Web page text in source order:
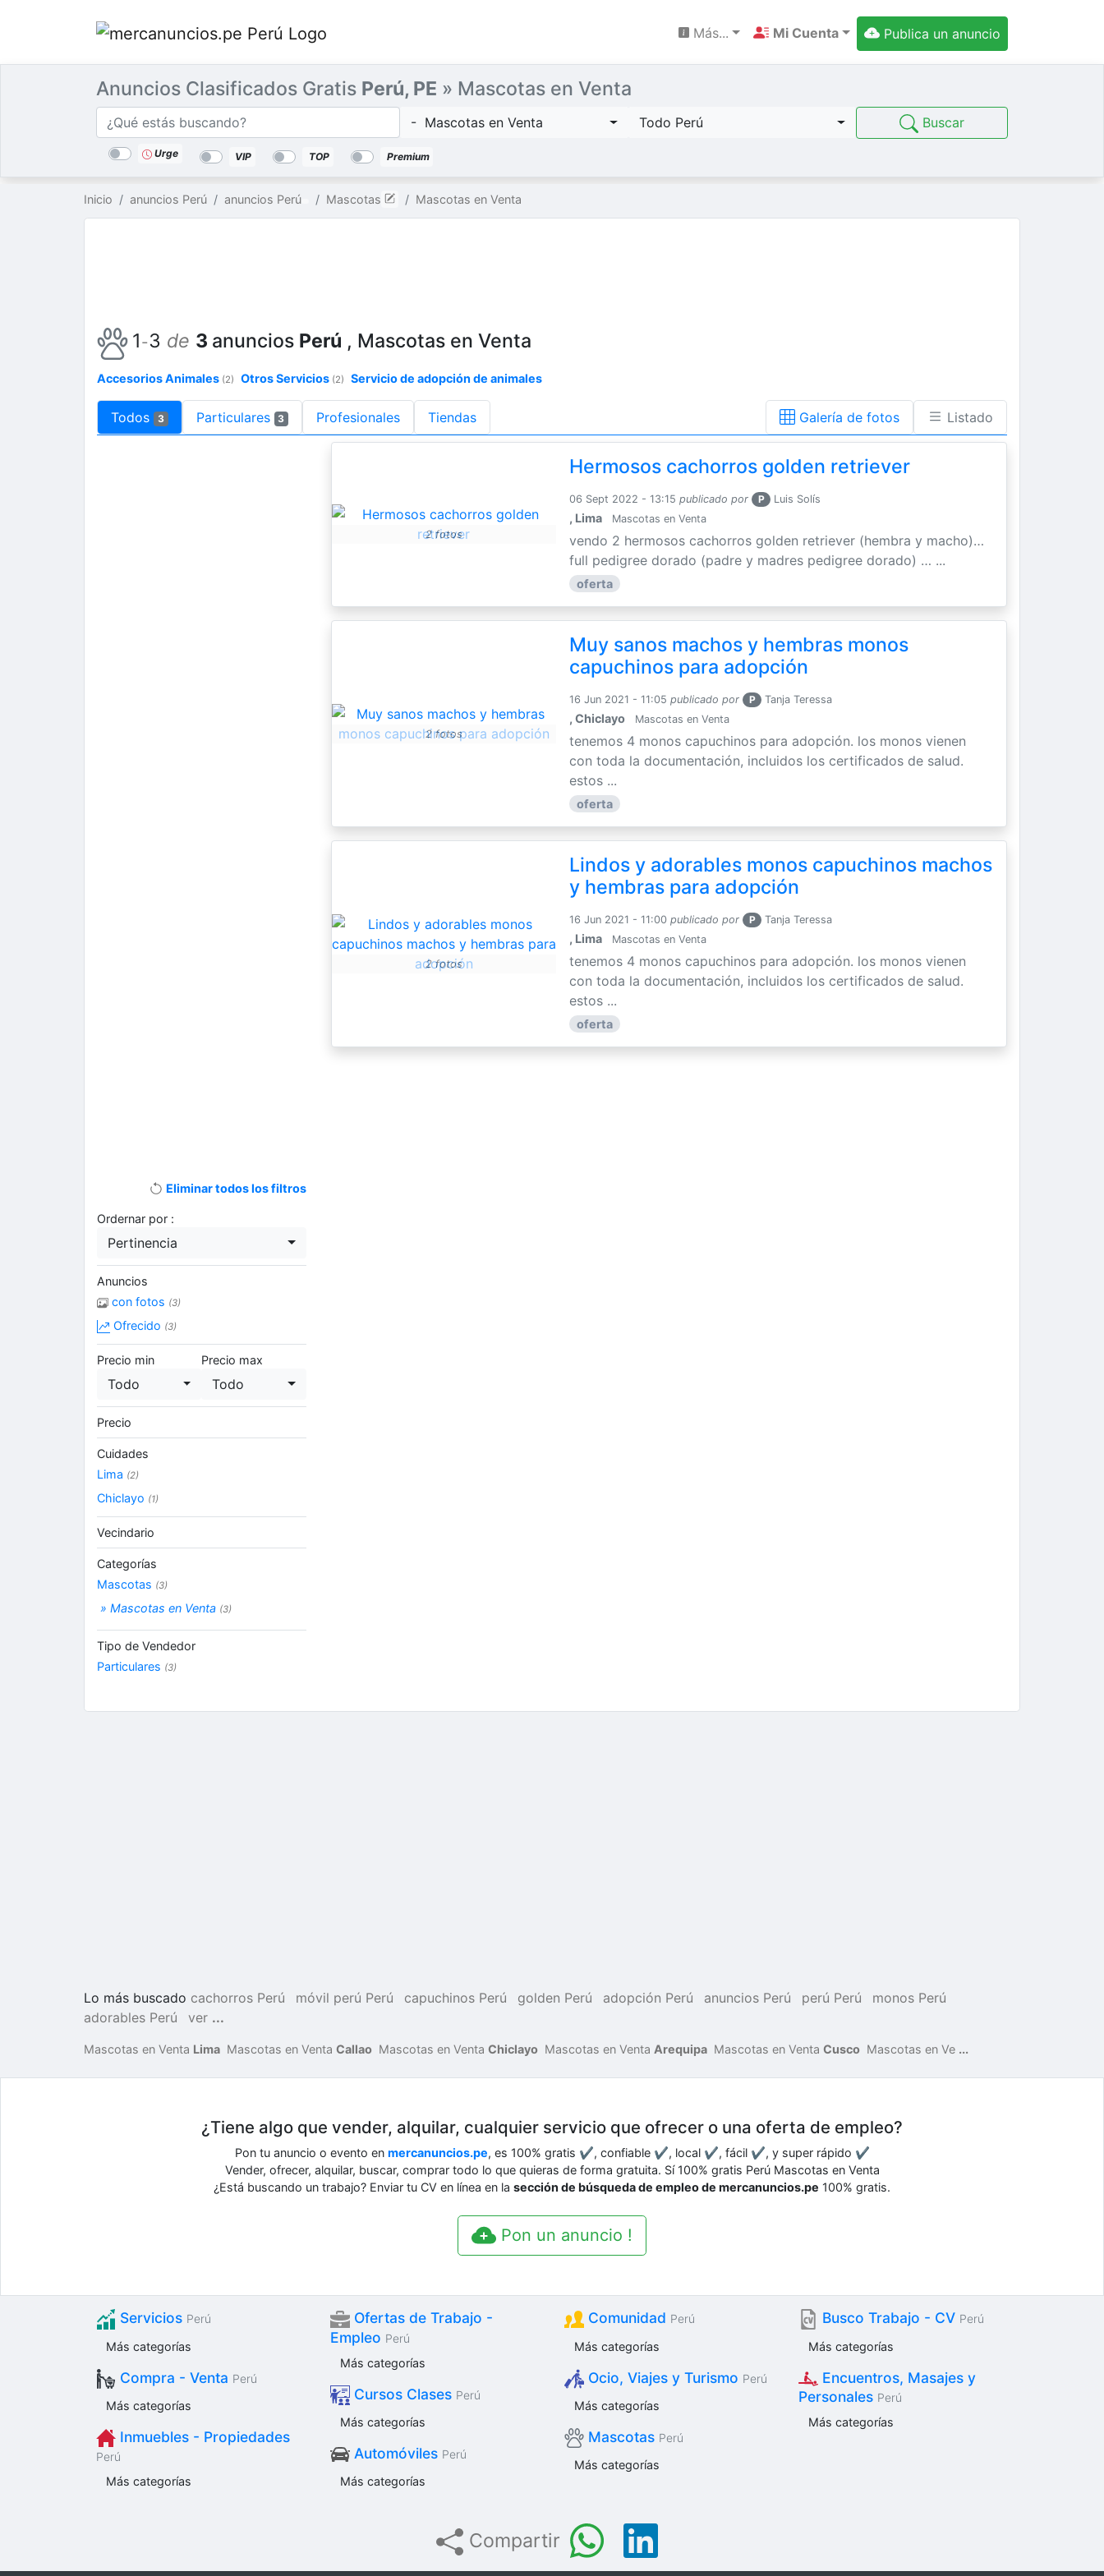
Más... Mi Cuenta Publica un anuncio
Anuncios Clasificados Gratis Perú, PE » Mascotas en Venta
Buscar
Categorías
- Mascotas en Venta
lugar
Todo Perú Buscar
Urge VIP TOP Premium
Inicio anuncios Perú anuncios Perú Mascotas Mascotas en Venta
1-3 de 3 anuncios Perú , Mascotas en Venta
Accesorios Animales (2) Otros Servicios (2) Servicio de adopción de animales
Todos 3 Particulares 3 Profesionales Tiendas Galería de fotos Listado
2 fotos
Hermosos cachorros golden retriever
06 Sept 2022 - 13:15 publicado por P Luis Solís
, Lima Mascotas en Venta
vendo 2 hermosos cachorros golden retriever (hembra y macho)…
full pedigree dorado (padre y madres pedigree dorado) … ...
oferta
2 fotos
Muy sanos machos y hembras monos
capuchinos para adopción
16 Jun 2021 - 11:05 publicado por P Tanja Teressa
, Chiclayo Mascotas en Venta
tenemos 4 monos capuchinos para adopción. los monos vienen
con toda la documentación, incluidos los certificados de salud.
estos ...
oferta
2 fotos
Lindos y adorables monos capuchinos machos
y hembras para adopción
16 Jun 2021 - 11:00 publicado por P Tanja Teressa
, Lima Mascotas en Venta
tenemos 4 monos capuchinos para adopción. los monos vienen
con toda la documentación, incluidos los certificados de salud.
estos ...
oferta
Eliminar todos los filtros
Ordernar por :
Pertinencia
Anuncios
con fotos (3)
Ofrecido (3)
Precio min
Todo
Precio max
Todo
Precio
Cuidades
Lima (2)
Chiclayo (1)
Vecindario
Categorías
Mascotas (3)
» Mascotas en Venta (3)
Tipo de Vendedor
Particulares (3)
Lo más buscado cachorros Perú móvil perú Perú capuchinos Perú golden Perú adopción Perú anuncios Perú perú Perú
monos Perú
adorables Perú
ver ...
Mascotas en Venta Lima Mascotas en Venta Callao Mascotas en Venta Chiclayo Mascotas en Venta Arequipa Mascotas en Venta Cusco Mascotas en Ve ...
¿Tiene algo que vender, alquilar, cualquier servicio que ofrecer o una oferta de empleo?
Pon tu anuncio o evento en mercanuncios.pe, es 100% gratis ✔, confiable ✔, local ✔, fácil ✔, y super rápido ✔
Vender, ofrecer, alquilar, buscar, comprar todo lo que quieras de forma gratuita. Sí 100% gratis Perú Mascotas en Venta
¿Está buscando un trabajo? Enviar tu CV en línea en la sección de búsqueda de empleo de mercanuncios.pe 100% gratis.
Pon un anuncio !
Servicios Perú
Más categorías
Compra - Venta Perú
Más categorías
Inmuebles - Propiedades
Perú
Más categorías
Ofertas de Trabajo -
Empleo Perú
Más categorías
Cursos Clases Perú
Más categorías
Automóviles Perú
Más categorías
Comunidad Perú
Más categorías
Ocio, Viajes y Turismo Perú
Más categorías
Mascotas Perú
Más categorías
Busco Trabajo - CV Perú
Más categorías
Encuentros, Masajes y
Personales Perú
Más categorías
Compartir